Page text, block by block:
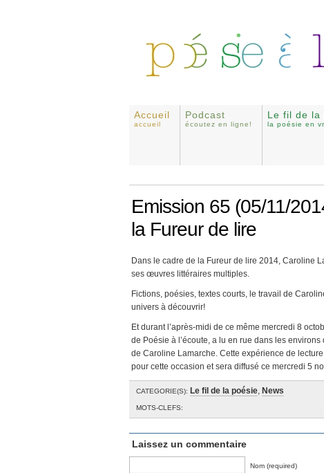
Accueil
accueil
Podcast
écoutez en ligne!
Le fil de la
la poésie en
Emission 65 (05/11/
la Fureur de lire
Dans le cadre de la Fureur de lire 2014, Caroline
ses œuvres littéraires multiples.
Fictions, poésies, textes courts, le travail de
univers à découvrir!
Et durant l’après-midi de ce même mercredi 8
de Poésie à l’écoute, a lu en rue dans les
de Caroline Lamarche. Cette expérience de
pour cette occasion et sera diffusé ce mercredi 5
CATEGORIE(S): Le fil de la poésie, News
MOTS-CLEFS:
Laissez un commentaire
Nom (required)